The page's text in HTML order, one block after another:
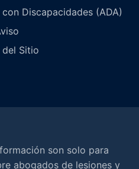
Discapacidades (ADA)
del Sitio
son solo para
abogados de lesiones y